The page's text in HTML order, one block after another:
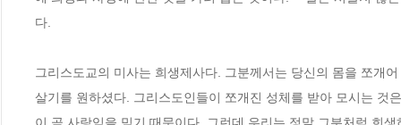
다.
그리스도교의 미사는 희생제사다. 그분께서는 당신의 몸을 쪼개
살기를 원하셨다. 그리스도인들이 쪼개진 성체를 받아 모시는 것